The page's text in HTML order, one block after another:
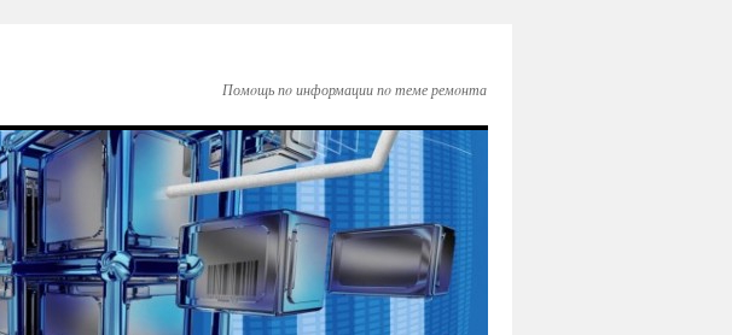
Помοщь пο информации пο теме ремοнта